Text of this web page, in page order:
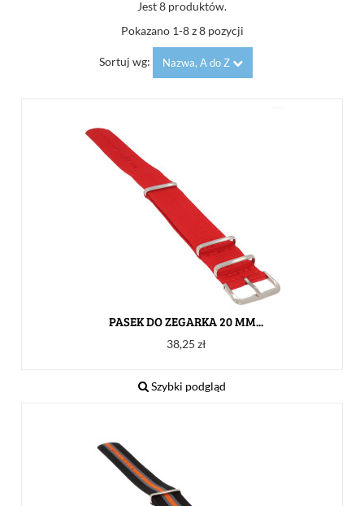
Jest 8 produktów.
Pokazano 1-8 z 8 pozycji
Sortuj wg: Nazwa, A do Z
PASEK DO ZEGARKA 20 MM...
Cena
38,25 zł
Szybki podgląd